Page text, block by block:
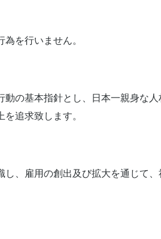
を行いません。
の基本指針とし、日本一親身な人
追求致します。
、雇用の創出及び拡大を通じて、